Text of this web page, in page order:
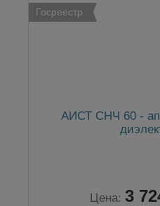
Госреестр
АИСТ СНЧ 60 -
Цена: 3